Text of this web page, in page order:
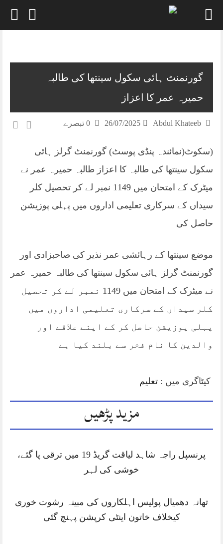
گورنمنٹ ہائی سکول سینتھا کی طالبہ
حمیرہ عمر کا اعزاز
Abdul Khateeb
26/07/2025
(سکوٹ(نمائندہ پنڈی پوسٹ) گورنمنٹ گرلز ہائی
سکول سینتھا کی طالبہ کا اعزاز طالبہ حمیرہ عمر نے
میٹرک کے امتحان میں 1149 نمبر لے کر تحصیل کلر
سیداں کے سرکاری تعلیمی اداروں میں پہلی پوزیشن
حاصل کی
موضع سینتھا کے رہائشی عمر نذیر کی صاحبزادی اور
گورنمنٹ گرلز ہائی سکول سینتھا کی طالبہ حمیرہ عمر
نے میٹرک کے امتحان میں 1149 نمبر لے کر تحصیل
کلر سیداں کے سرکاری تعلیمی اداروں میں
پہلی پوزیشن حاصل کر کے اپنے علاقے اور
والدین کا نام فخر سے بلند کیا ہے
کیٹاگری میں : تعلیم
مزید پڑھیں
پرنسپل راجہ شاہد لیاقت گریڈ 19 میں ترقی پا گئے،
خوشی کی لہر
تھانہ دھمیال پولیس اہلکاروں کی مبینہ رشوت خوری
کیخلاف خاتون اینٹی کرپشن پہنچ گئی